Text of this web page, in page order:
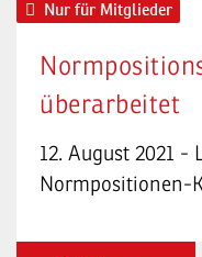
überarbeitet
12. August 2021 -
Normpositionen-
Nur für Mitglieder